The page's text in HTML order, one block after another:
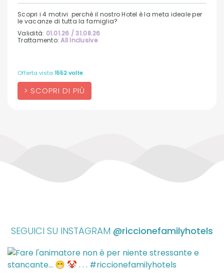
Scopri i 4 motivi perchè il nostro Hotel è la meta ideale per
le vacanze di tutta la famiglia?
Validità: 01.01.26 / 31.08.26
Trattamento:All Inclusive
SCOPRI DI PIÙ
Offerta vista 1552 volte
SEGUICI SU INSTAGRAM @riccionefamilyhotels